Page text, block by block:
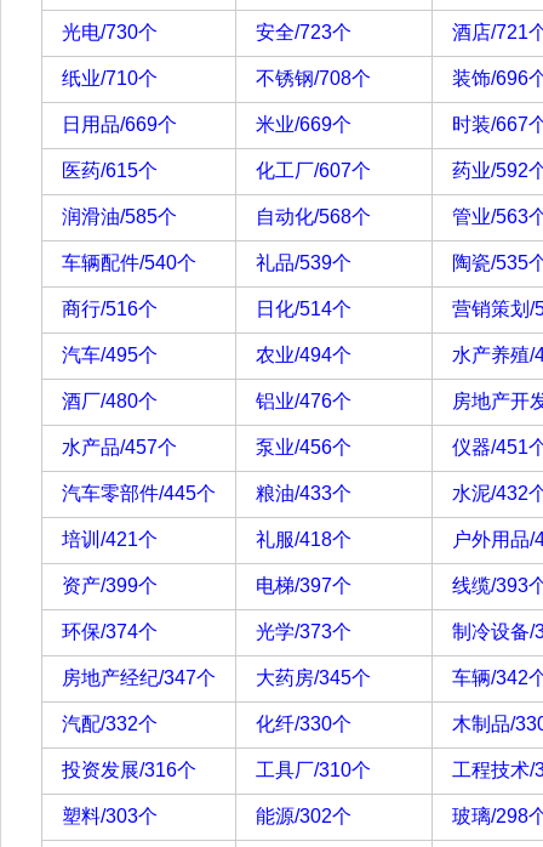
光电/730个 安全/723个 酒店/721
纸业/710个 不锈钢/708个 装饰/696
日用品/669个 米业/669个 时装/667
医药/615个 化工厂/607个 药业/592
润滑油/585个 自动化/568个 管业/563
车辆配件/540个 礼品/539个 陶瓷/535
商行/516个 日化/514个 营销策划/
汽车/495个 农业/494个 水产养殖/
酒厂/480个 铝业/476个 房地产开
水产品/457个 泵业/456个 仪器/451
汽车零部件/445个 粮油/433个 水泥/432
培训/421个 礼服/418个 户外用品/
资产/399个 电梯/397个 线缆/393
环保/374个 光学/373个 制冷设备/
房地产经纪/347个 大药房/345个 车辆/342
汽配/332个 化纤/330个 木制品/
投资发展/316个 工具厂/310个 工程技术/
塑料/303个 能源/302个 玻璃/298